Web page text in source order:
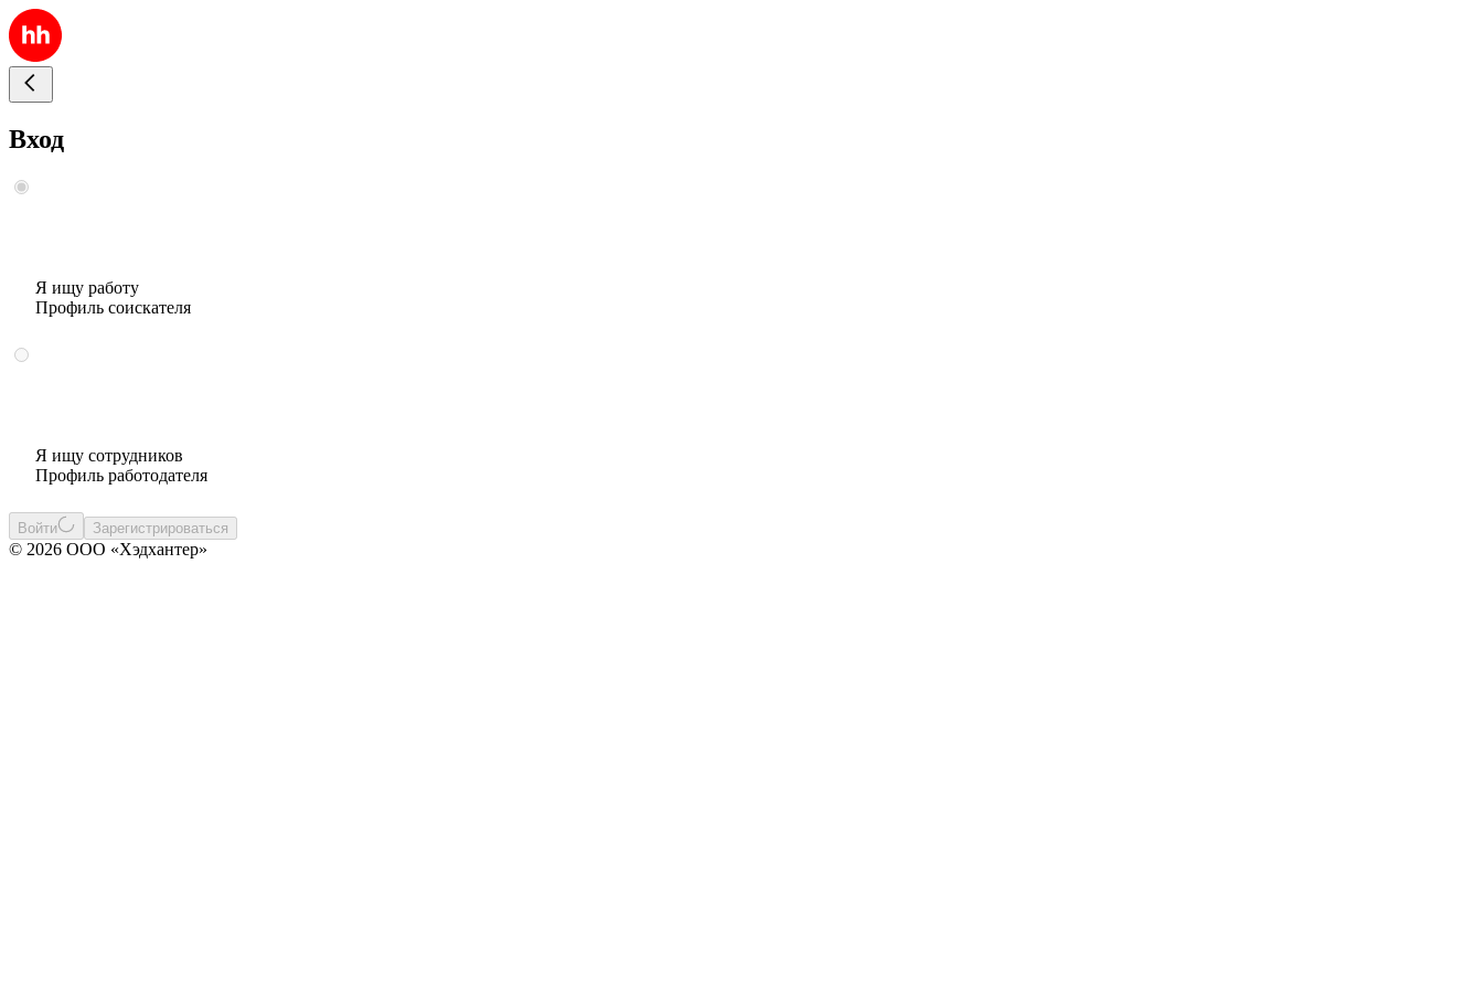
Вход
Я ищу работу
Профиль соискателя
Я ищу сотрудников
Профиль работодателя
Войти Зарегистрироваться
© 2026 ООО «Хэдхантер»